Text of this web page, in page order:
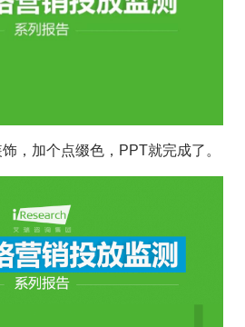
，加个点缀色，PPT就完成了。